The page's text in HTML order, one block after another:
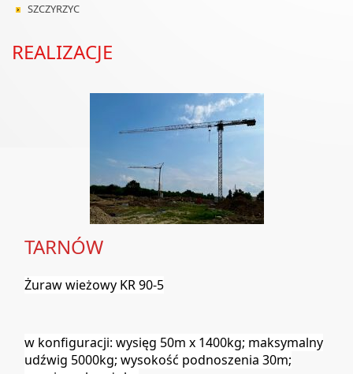
SZCZYRZYC
REALIZACJE
TARNÓW
Żuraw wieżowy KR 90-5
w konfiguracji: wysięg 50m x 1400kg; maksymalny
udźwig 5000kg; wysokość podnoszenia 30m;